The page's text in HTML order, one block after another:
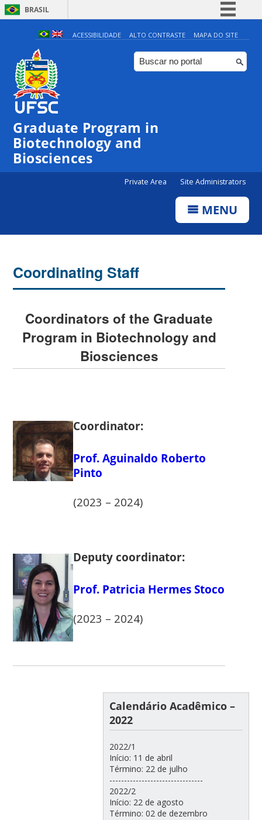
BRASIL
Simplifique!
Comunica BR
Participe
ACESSIBILIDADE ALTO CONTRASTE MAPA DO SITE
Graduate Program in
Biotechnology and
Biosciences
Private Area Site Administrators
MENU
Coordinating Staff
Coordinators of the Graduate
Program in Biotechnology and
Biosciences
Coordinator:
Prof. Aguinaldo Roberto
Pinto
(2023 – 2024)
Deputy coordinator:
Prof. Patricia Hermes Stoco
(2023 – 2024)
Calendário Acadêmico –
2022
2022/1
Início: 11 de abril
Término: 22 de julho
--------------------------------
2022/2
Início: 22 de agosto
Término: 02 de dezembro